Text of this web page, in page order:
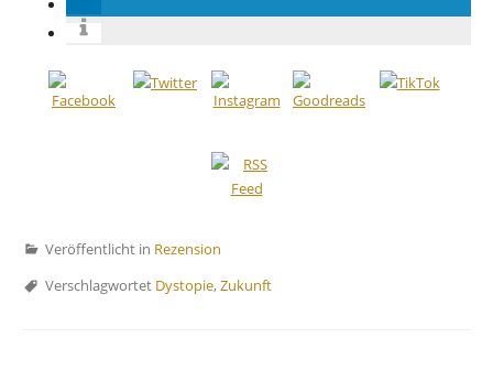
Veröffentlicht in Rezension
Verschlagwortet Dystopie,Zukunft